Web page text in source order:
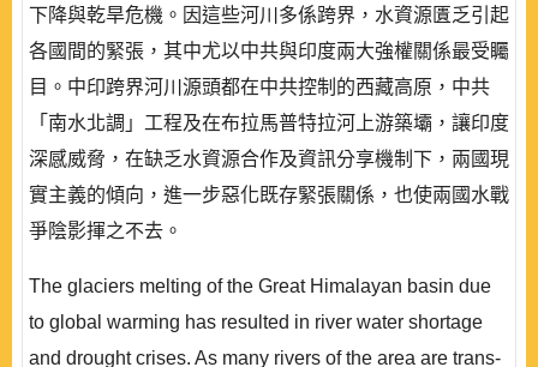
下降與乾旱危機。因這些河川多係跨界，水資源匱乏引起
各國間的緊張，其中尤以中共與印度兩大強權關係最受矚
目。中印跨界河川源頭都在中共控制的西藏高原，中共
「南水北調」工程及在布拉馬普特拉河上游築壩，讓印度
深感威脅，在缺乏水資源合作及資訊分享機制下，兩國現
實主義的傾向，進一步惡化既存緊張關係，也使兩國水戰
爭陰影揮之不去。
The glaciers melting of the Great Himalayan basin due
to global warming has resulted in river water shortage
and drought crises. As many rivers of the area are trans-